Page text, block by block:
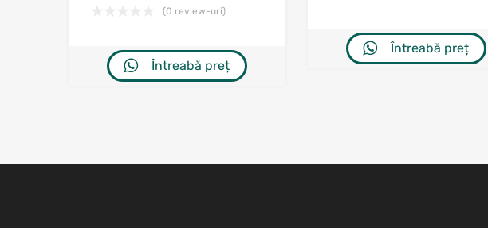
(0 review-uri)
Întreabă preț
Întreabă preț